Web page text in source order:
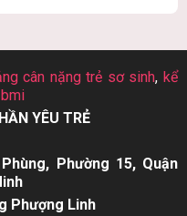
cân nặng trẻ sơ sinh,kể
YÊU TRẺ
Phường 15, Quận
Phượng Linh